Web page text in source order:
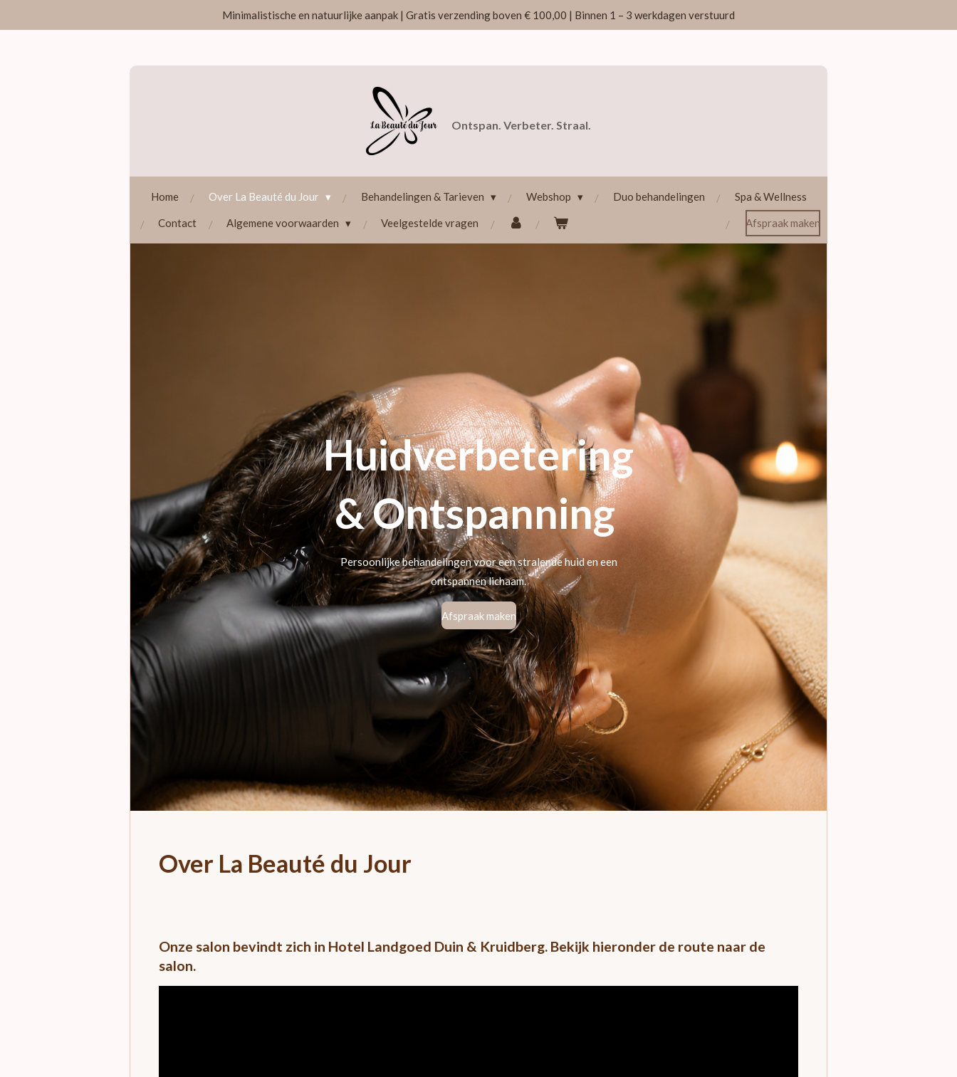
Minimalistische en natuurlijke aanpak | Gratis verzending boven € 100,00 | Binnen 1 – 3 werkdagen verstuurd
Ontspan. Verbeter. Straal.
Home Over La Beauté du Jour Behandelingen & Tarieven Webshop Duo behandelingen Spa & Wellness
Contact Algemene voorwaarden Veelgestelde vragen Afspraak maken
Huidverbetering
& Ontspanning
Persoonlijke behandelingen voor een stralende huid en een
ontspannen lichaam.
Afspraak maken
Over La Beauté du Jour
Onze salon bevindt zich in Hotel Landgoed Duin & Kruidberg. Bekijk hieronder de route naar de
salon.